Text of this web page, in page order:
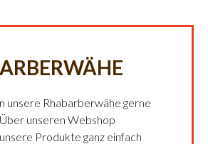
unsere Rhabarberwähe gerne
unseren Webshop
Produkte ganz einfach